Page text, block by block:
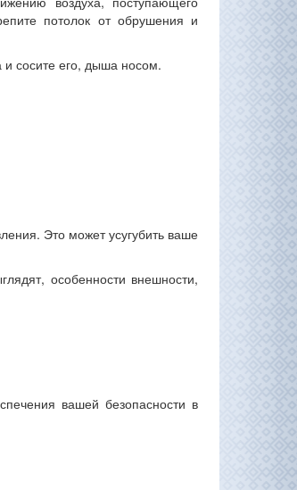
потолок от обрушения и
и сосите его, дыша носом.
Это может усугубить ваше
особенности внешности,
вашей безопасности в